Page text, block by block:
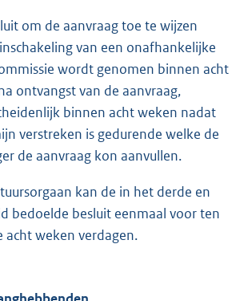
om de aanvraag toe te wijzen
van een onafhankelijke
wordt genomen binnen acht
ontvangst van de aanvraag,
binnen acht weken nadat
verstreken is gedurende welke de
de aanvraag kon aanvullen.
kan de in het derde en
bedoelde besluit eenmaal voor ten
acht weken verdagen.